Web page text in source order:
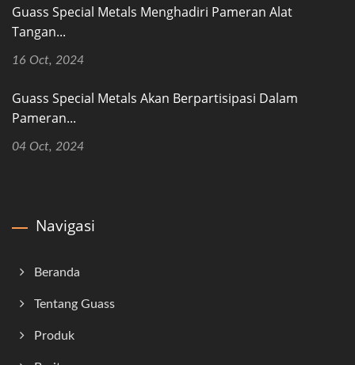
Guass Special Metals Menghadiri Pameran Alat
Tangan...
16 Oct, 2024
Guass Special Metals Akan Berpartisipasi Dalam
Pameran...
04 Oct, 2024
Navigasi
Beranda
Tentang Guass
Produk